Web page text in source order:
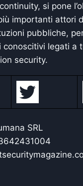
si pone
importanti attori
pubbliche,
conoscitivi legati a
security.
SRL